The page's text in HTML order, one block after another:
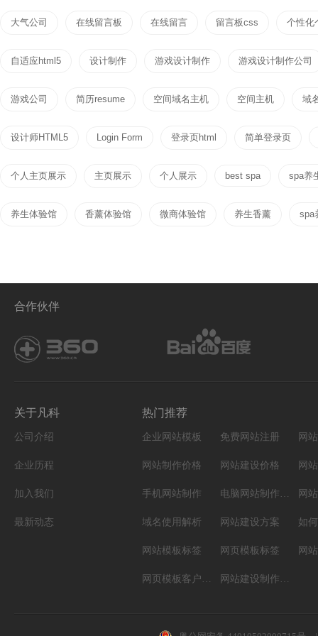
大气公司 在线留言板 在线留言 留言板css 个性化
自适应html5 设计制作 游戏设计制作 游戏设计制作公司
游戏公司 简历resume 空间域名主机 空间主机 域
设计师HTML5 Login Form 登录页html 简单登录页
个人主页展示 主页展示 个人展示 best spa spa养
养生体验馆 香薰体验馆 微商体验馆 养生香薰 spa
合作伙伴
关于凡科
公司介绍
企业历程
加入我们
最新动态
热门推荐
企业网站模板 免费网站注册 网
网站制作价格 网站建设价格 网
手机网站制作 电脑网站制作设计 网
域名使用解析 网站建设方案 如
网站模板标签 网页模板标签
网页模板客户案例 网站建设制作知识